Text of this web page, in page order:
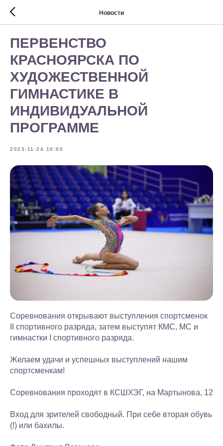
Новости
ПЕРВЕНСТВО
КРАСНОЯРСКА ПО
ХУДОЖЕСТВЕННОЙ
ГИМНАСТИКЕ В
ИНДИВИДУАЛЬНОЙ
ПРОГРАММЕ
2023-11-24 10:00
Соревнования открывают выступления спортсменок
II спортивного разряда, затем выступят КМС, МС и
гимнастки I спортивного разряда.
Желаем удачи и успешных выступлений нашим
спортсменкам!
Соревнования проходят в КСШХЭГ, на Мартынова, 12
Вход для зрителей свободный. При себе вторая обувь
(!) или бахилы.